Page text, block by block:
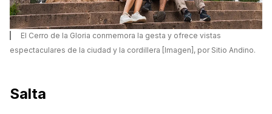
El Cerro de la Gloria conmemora la gesta y ofrece vistas
espectaculares de la ciudad y la cordillera [Imagen], por Sitio Andino.
Salta